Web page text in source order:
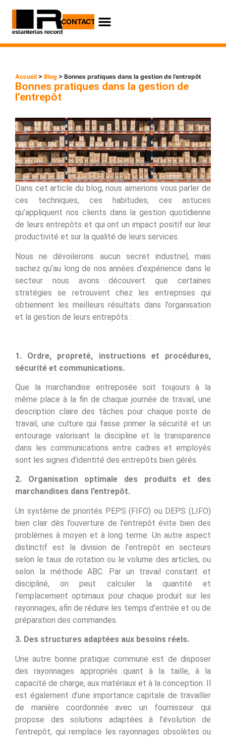
CONTACT
Accueil > Blog > Bonnes pratiques dans la gestion de l’entrepôt
Bonnes pratiques dans la gestion de
l’entrepôt
Dans cet article du blog, nous aimerions vous parler de
ces techniques, ces habitudes, ces astuces
qu’appliquent nos clients dans la gestion quotidienne
de leurs entrepôts et qui ont un impact positif sur leur
productivité et sur la qualité de leurs services.
Nous ne dévoilerons aucun secret industriel, mais
sachez qu’au long de nos années d’expérience dans le
secteur nous avons découvert que certaines
stratégies se retrouvent chez les entreprises qui
obtiennent les meilleurs résultats dans l’organisation
et la gestion de leurs entrepôts :
1. Ordre, propreté, instructions et procédures,
sécurité et communications.
Que la marchandise entreposée soit toujours à la
même place à la fin de chaque journée de travail, une
description claire des tâches pour chaque poste de
travail, une culture qui fasse primer la sécurité et un
entourage valorisant la discipline et la transparence
dans les communications entre cadres et employés
sont les signes d’identité des entrepôts bien gérés.
2. Organisation optimale des produits et des
marchandises dans l’entrepôt.
Un système de priorités PEPS (FIFO) ou DEPS (LIFO)
bien clair dès l’ouverture de l’entrepôt évite bien des
problèmes à moyen et à long terme. Un autre aspect
distinctif est la division de l’entrepôt en secteurs
selon le taux de rotation ou le volume des articles, ou
selon la méthode ABC. Par un travail constant et
discipliné, on peut calculer la quantité et
l’emplacement optimaux pour chaque produit sur les
rayonnages, afin de réduire les temps d’entrée et ou de
préparation des commandes.
3. Des structures adaptées aux besoins réels.
Une autre bonne pratique commune est de disposer
des rayonnages appropriés quant à la taille, à la
capacité de charge, aux matériaux et à la conception. Il
est également d’une importance capitale de travailler
de manière coordonnée avec un fournisseur qui
propose des solutions adaptées à l’évolution de
l’entrepôt, qui remplace les rayonnages obsolètes ou